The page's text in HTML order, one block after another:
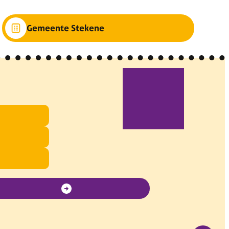
Gemeente Stekene